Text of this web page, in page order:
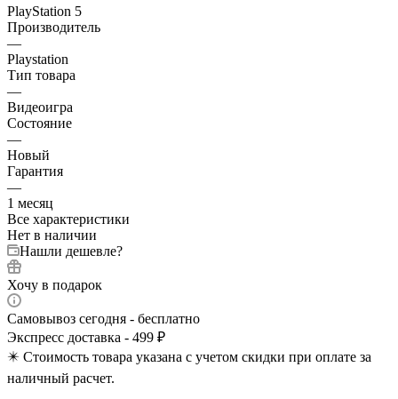
PlayStation 5
Производитель
—
Playstation
Тип товара
—
Видеоигра
Состояние
—
Новый
Гарантия
—
1 месяц
Все характеристики
Нет в наличии
Нашли дешевле?
Хочу в подарок
Самовывоз сегодня - бесплатно
Экспресс доставка - 499 ₽
✴️ Стоимость товара указана с учетом скидки при оплате за
наличный расчет.